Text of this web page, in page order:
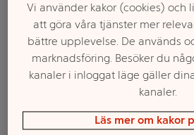
Gräddglass
Välj butik och
Sortimentet kan variera
Vi använder kakor (cookies) och
att göra våra tjänster mer
bättre upplevelse. De används
marknadsföring. Besöker du
kanaler i inloggat läge gäller
kanaler.
Läs mer om kakor